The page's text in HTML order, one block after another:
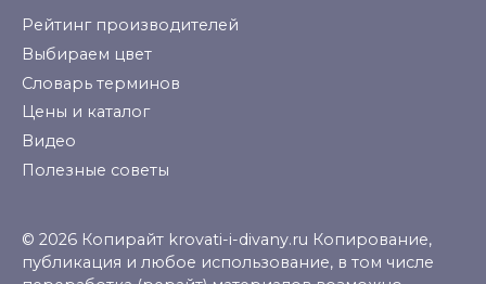
Рейтинг производителей
Выбираем цвет
Словарь терминов
Цены и каталог
Видео
Полезные советы
© 2026 Копирайт krovati-i-divany.ru Копирование,
публикация и любое использование, в том числе